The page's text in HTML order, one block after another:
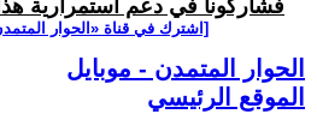
فشاركونا في دعم استمرارية
[اشترك في قناة ‫«الحوار
الحوار المتمدن - موبايل
الموقع الرئيسي